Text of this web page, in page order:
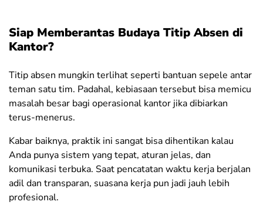
Siap Memberantas Budaya Titip Absen di
Kantor?
Titip absen mungkin terlihat seperti bantuan sepele antar
teman satu tim. Padahal, kebiasaan tersebut bisa memicu
masalah besar bagi operasional kantor jika dibiarkan
terus-menerus.
Kabar baiknya, praktik ini sangat bisa dihentikan kalau
Anda punya sistem yang tepat, aturan jelas, dan
komunikasi terbuka. Saat pencatatan waktu kerja berjalan
adil dan transparan, suasana kerja pun jadi jauh lebih
profesional.